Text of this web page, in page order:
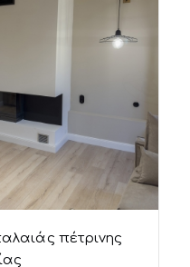
πέτρινης